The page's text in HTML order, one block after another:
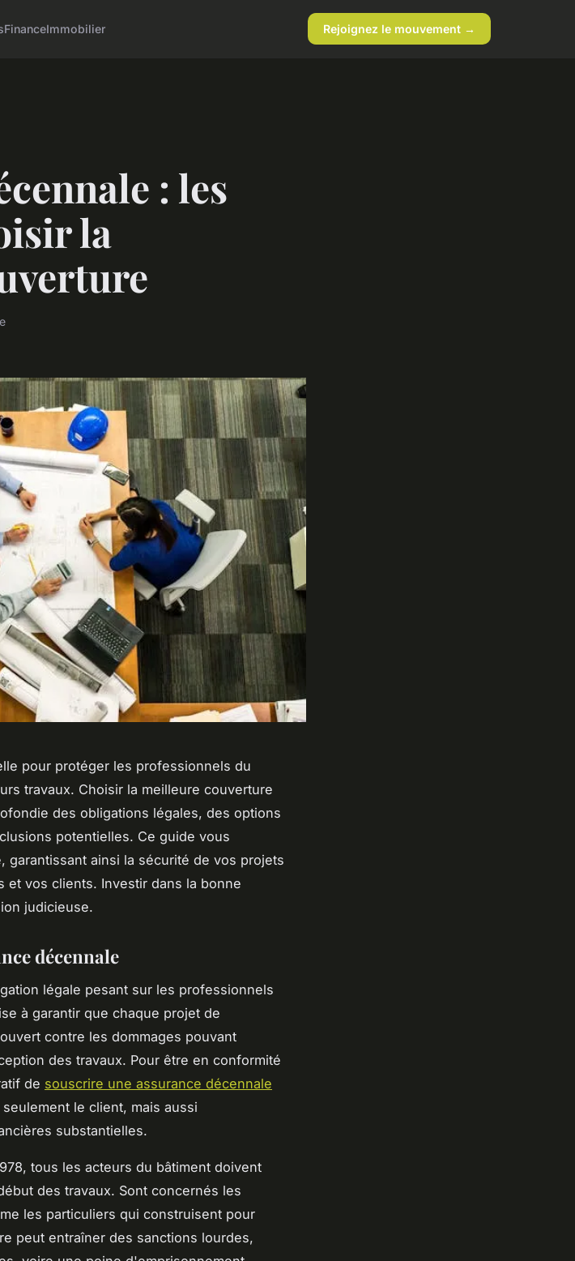
FinanceImmobilier Rejoignez le mouvement →
: les
la
pour protéger les professionnels du
travaux. Choisir la meilleure couverture
des obligations légales, des options
potentielles. Ce guide vous
garantissant ainsi la sécurité de vos projets
vos clients. Investir dans la bonne
judicieuse.
décennale
légale pesant sur les professionnels
à garantir que chaque projet de
contre les dommages pouvant
des travaux. Pour être en conformité
de souscrire une assurance décennale
le client, mais aussi
substantielles.
tous les acteurs du bâtiment doivent
des travaux. Sont concernés les
les particuliers qui construisent pour
peut entraîner des sanctions lourdes,